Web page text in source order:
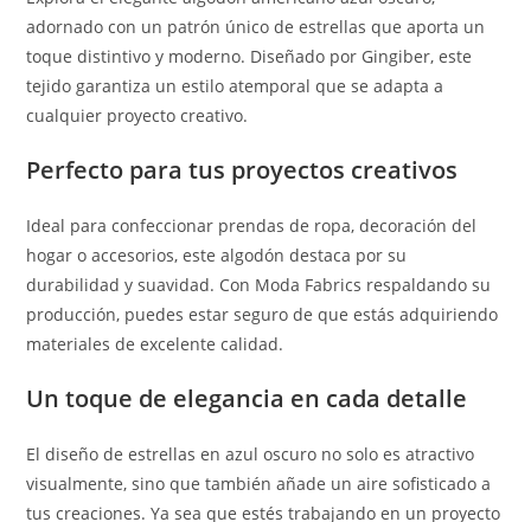
adornado con un patrón único de estrellas que aporta un
toque distintivo y moderno. Diseñado por Gingiber, este
tejido garantiza un estilo atemporal que se adapta a
cualquier proyecto creativo.
Perfecto para tus proyectos creativos
Ideal para confeccionar prendas de ropa, decoración del
hogar o accesorios, este algodón destaca por su
durabilidad y suavidad. Con Moda Fabrics respaldando su
producción, puedes estar seguro de que estás adquiriendo
materiales de excelente calidad.
Un toque de elegancia en cada detalle
El diseño de estrellas en azul oscuro no solo es atractivo
visualmente, sino que también añade un aire sofisticado a
tus creaciones. Ya sea que estés trabajando en un proyecto